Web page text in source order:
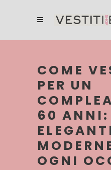
COME
PER UN
60 ANNI:
OGNI